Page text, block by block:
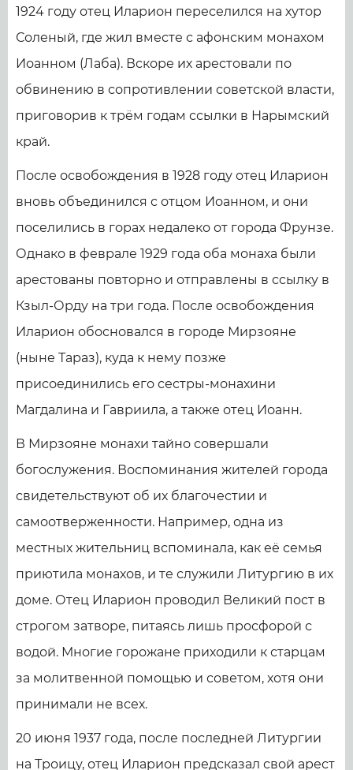
1924 году отец Иларион переселился на хутор
Соленый, где жил вместе с афонским монахом
Иоанном (Лаба). Вскоре их арестовали по
обвинению в сопротивлении советской власти,
приговорив к трём годам ссылки в Нарымский
край.
После освобождения в 1928 году отец Иларион
вновь объединился с отцом Иоанном, и они
поселились в горах недалеко от города Фрунзе.
Однако в феврале 1929 года оба монаха были
арестованы повторно и отправлены в ссылку в
Кзыл-Орду на три года. После освобождения
Иларион обосновался в городе Мирзояне
(ныне Тараз), куда к нему позже
присоединились его сестры-монахини
Магдалина и Гавриила, а также отец Иоанн.
В Мирзояне монахи тайно совершали
богослужения. Воспоминания жителей города
свидетельствуют об их благочестии и
самоотверженности. Например, одна из
местных жительниц вспоминала, как её семья
приютила монахов, и те служили Литургию в их
доме. Отец Иларион проводил Великий пост в
строгом затворе, питаясь лишь просфорой с
водой. Многие горожане приходили к старцам
за молитвенной помощью и советом, хотя они
принимали не всех.
20 июня 1937 года, после последней Литургии
на Троицу, отец Иларион предсказал свой арест